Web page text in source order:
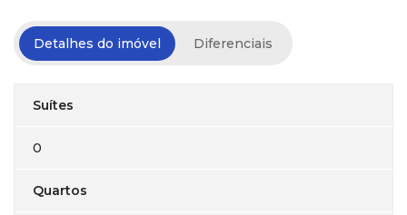
Detalhes do imóvel Diferenciais
Suítes
0
Quartos